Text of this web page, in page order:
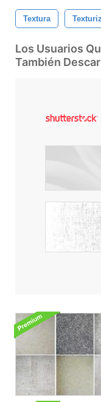
Textura
Los Usuarios
También